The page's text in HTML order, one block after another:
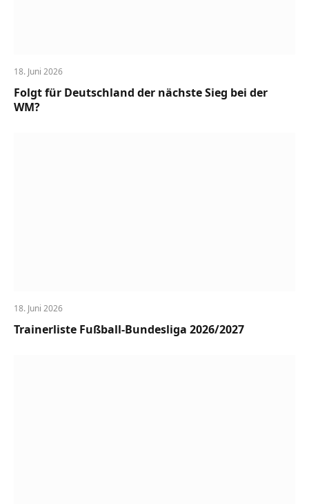
18. Juni 2026
Folgt für Deutschland der nächste Sieg bei der
WM?
18. Juni 2026
Trainerliste Fußball-Bundesliga 2026/2027